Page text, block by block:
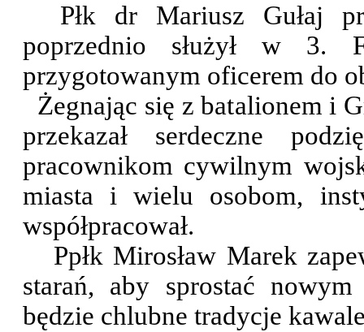
Płk dr Mariusz Gułaj
poprzednio służył w 3.
przygotowanym oficerem do
Żegnając się z batalionem i
przekazał serdeczne
pracownikom cywilnym
miasta i wielu osobom,
współpracował.
Ppłk Mirosław Marek
starań, aby sprostać
będzie chlubne tradycje